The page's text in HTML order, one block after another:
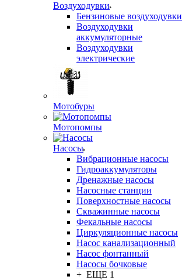
Воздуходувки
Бензиновые воздуходувки
Воздуходувки
аккумуляторные
Воздуходувки
электрические
Мотобуры
Мотопомпы
Насосы
Вибрационные насосы
Гидроаккумуляторы
Дренажные насосы
Насосные станции
Поверхностные насосы
Скважинные насосы
Фекальные насосы
Циркуляционные насосы
Насос канализационный
Насос фонтанный
Насосы бочковые
+ ЕЩЕ 1